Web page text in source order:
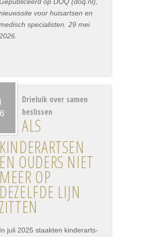
voor huisartsen en
specialisten. 29 mei
Drieluik over samen
beslissen
ALS
KINDERARTSEN
EN OUDERS NIET
MEER OP
DEZELFDE LIJN
ZITTEN
In juli 2025 staakten kinderarts-